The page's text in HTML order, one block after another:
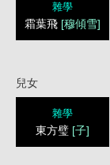
雜學
霜葉飛 [穆傾雪]
兒女
雜學
東方璧 [子]